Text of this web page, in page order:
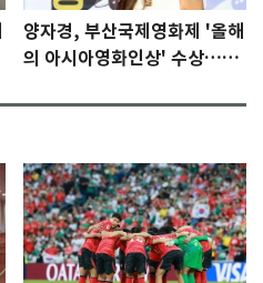
양자경, 부산국제영화제 '올해
의 아시아영화인상' 수상…15